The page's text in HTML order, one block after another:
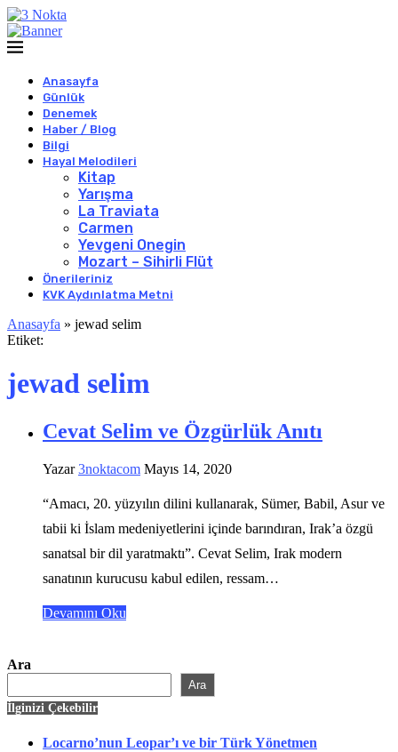
Anasayfa
Günlük
Denemek
Haber / Blog
Bilgi
Hayal Melodileri
Kitap
Yarışma
La Traviata
Carmen
Yevgeni Onegin
Mozart – Sihirli Flüt
Önerileriniz
KVK Aydınlatma Metni
Anasayfa » jewad selim
Etiket:
jewad selim
Cevat Selim ve Özgürlük Anıtı
Yazar3noktacom Mayıs 14, 2020
“Amacı, 20. yüzyılın dilini kullanarak, Sümer, Babil, Asur ve
tabii ki İslam medeniyetlerini içinde barındıran, Irak’a özgü
sanatsal bir dil yaratmaktı”. Cevat Selim, Irak modern
sanatının kurucusu kabul edilen, ressam…
Devamını Oku
Ara
Ara
İlginizi Çekebilir
Locarno’nun Leopar’ı ve bir Türk Yönetmen